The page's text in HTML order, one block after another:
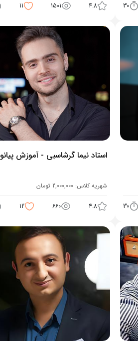
30
4.8
1501
11
30
استاد نیما گرشاسبی - آموزش پیانو
شهریه کلاس:2,000,000 تومان
4.8
660
12